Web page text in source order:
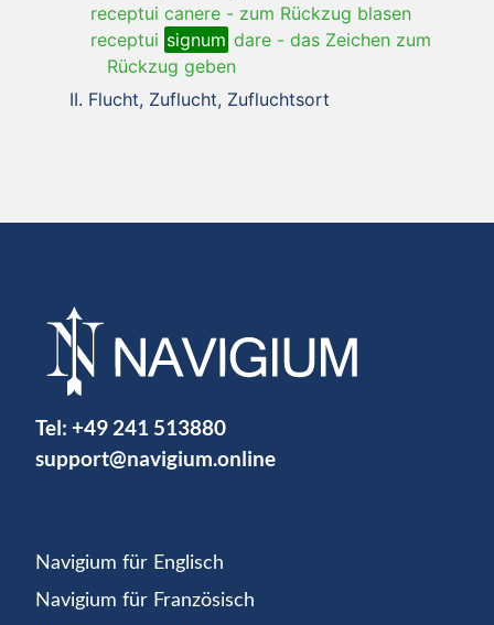
receptui canere - zum Rückzug blasen
receptui signum dare - das Zeichen zum
Rückzug geben
Flucht, Zuflucht, Zufluchtsort
Tel: +49 241 513880
support@navigium.online
Navigium für Englisch
Navigium für Französisch